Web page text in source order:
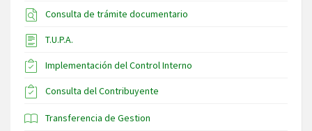
Consulta de trámite documentario
T.U.P.A.
Implementación del Control Interno
Consulta del Contribuyente
Transferencia de Gestion